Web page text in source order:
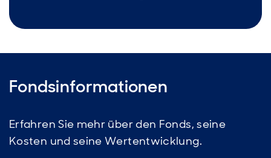
Fondsinformationen
Erfahren Sie mehr über den Fonds, seine
Kosten und seine Wertentwicklung.